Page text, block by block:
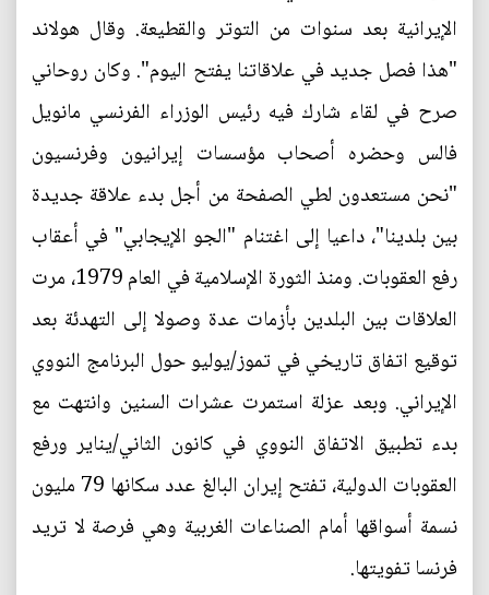
الإيرانية بعد سنوات من التوتر والقطيعة. وقال هولاند
"هذا فصل جديد في علاقاتنا يفتح اليوم". وكان روحاني
صرح في لقاء شارك فيه رئيس الوزراء الفرنسي مانويل
فالس وحضره أصحاب مؤسسات إيرانيون وفرنسيون
"نحن مستعدون لطي الصفحة من أجل بدء علاقة جديدة
بين بلدينا"، داعيا إلى اغتنام "الجو الإيجابي" في أعقاب
رفع العقوبات. ومنذ الثورة الإسلامية في العام 1979، مرت
العلاقات بين البلدين بأزمات عدة وصولا إلى التهدئة بعد
توقيع اتفاق تاريخي في تموز/يوليو حول البرنامج النووي
الإيراني. وبعد عزلة استمرت عشرات السنين وانتهت مع
بدء تطبيق الاتفاق النووي في كانون الثاني/يناير ورفع
العقوبات الدولية، تفتح إيران البالغ عدد سكانها 79 مليون
نسمة أسواقها أمام الصناعات الغربية وهي فرصة لا تريد
فرنسا تفويتها.